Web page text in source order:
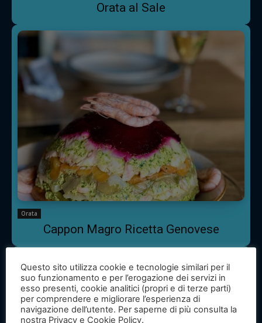
Orata al Sale
Orata
Cappon Magro Ricetta Genovese
Questo sito utilizza cookie e tecnologie similari per il
suo funzionamento e per l’erogazione dei servizi in
esso presenti, cookie analitici (propri e di terze parti)
per comprendere e migliorare l’esperienza di
navigazione dell’utente. Per saperne di più consulta la
nostra Privacy e Cookie Policy.